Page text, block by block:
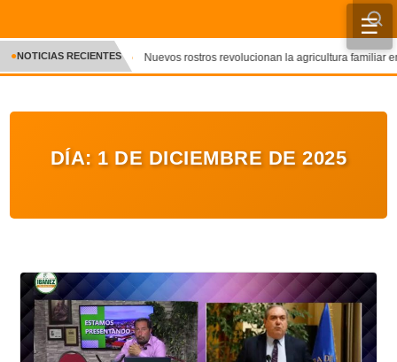
☰
INICIO
CRÓNICA
ENTRETENIMIENTO Y CULTURA
AUDIOS
VIDEOS
●NOTICIAS RECIENTES Nuevos rostros revolucionan la agricultura familiar
DÍA: 1 DE DICIEMBRE DE 2025